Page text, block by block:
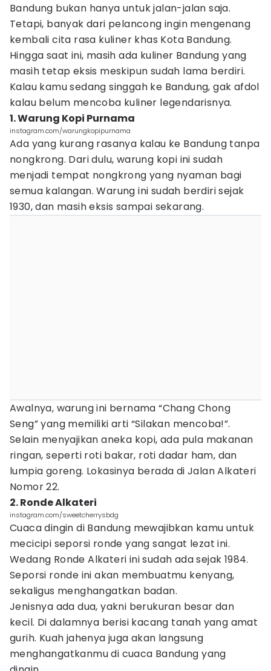
Bandung bukan hanya untuk jalan-jalan saja.
Tetapi, banyak dari pelancong ingin mengenang
kembali cita rasa kuliner khas Kota Bandung.
Hingga saat ini, masih ada kuliner Bandung yang
masih tetap eksis meskipun sudah lama berdiri.
Kalau kamu sedang singgah ke Bandung, gak afdol
kalau belum mencoba kuliner legendarisnya.
1. Warung Kopi Purnama
instagram.com/warungkopipurnama
Ada yang kurang rasanya kalau ke Bandung tanpa
nongkrong. Dari dulu, warung kopi ini sudah
menjadi tempat nongkrong yang nyaman bagi
semua kalangan. Warung ini sudah berdiri sejak
1930, dan masih eksis sampai sekarang.
Awalnya, warung ini bernama “Chang Chong
Seng” yang memiliki arti “Silakan mencoba!”.
Selain menyajikan aneka kopi, ada pula makanan
ringan, seperti roti bakar, roti dadar ham, dan
lumpia goreng. Lokasinya berada di Jalan Alkateri
Nomor 22.
2. Ronde Alkateri
instagram.com/sweetcherrysbdg
Cuaca dingin di Bandung mewajibkan kamu untuk
mecicipi seporsi ronde yang sangat lezat ini.
Wedang Ronde Alkateri ini sudah ada sejak 1984.
Seporsi ronde ini akan membuatmu kenyang,
sekaligus menghangatkan badan.
Jenisnya ada dua, yakni berukuran besar dan
kecil. Di dalamnya berisi kacang tanah yang amat
gurih. Kuah jahenya juga akan langsung
menghangatkanmu di cuaca Bandung yang